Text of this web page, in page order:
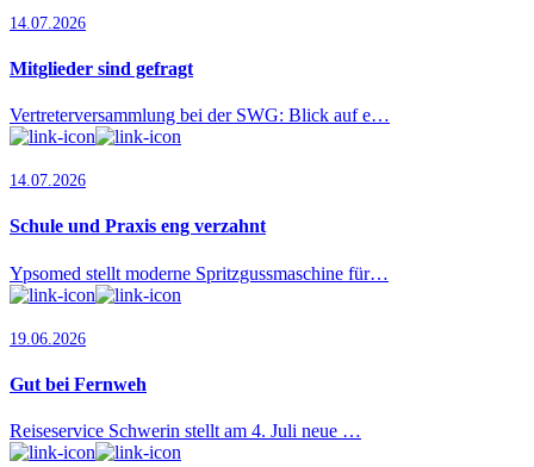
14.07.2026
Mitglieder sind gefragt
Vertreterversammlung bei der SWG: Blick auf e…
14.07.2026
Schule und Praxis eng verzahnt
Ypsomed stellt moderne Spritzgussmaschine für…
19.06.2026
Gut bei Fernweh
Reiseservice Schwerin stellt am 4. Juli neue …